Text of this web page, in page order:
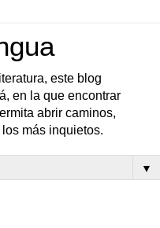
este blog
en la que encontrar
abrir caminos,
más inquietos.
▼